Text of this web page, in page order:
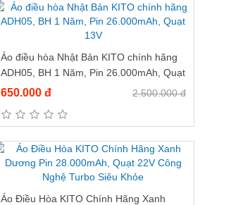
Áo điều hòa Nhật Bản KITO chính hãng
ADH05, BH 1 Năm, Pin 26.000mAh, Quạt
13V
650.000 đ 2.500.000 đ
Áo Điều Hòa KITO Chính Hãng Xanh